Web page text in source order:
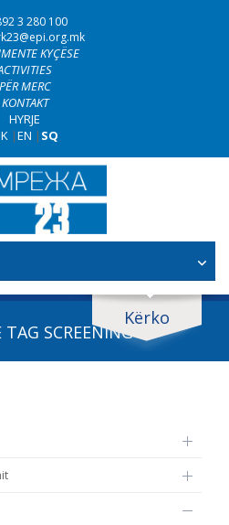
3 280 100
KYÇËSE
PËR MERC
KONTAKT
HYRJE
|EN | SQ
Kërko
TAG SCREENING